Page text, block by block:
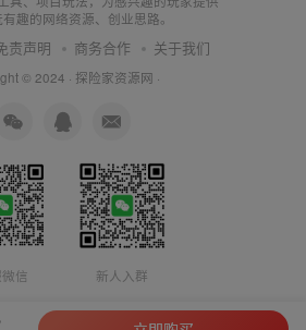
趣的网络资源、创业思路。
责声明 商务合作 关于我们
© 2024 · 探险家资源网 ·
信 新人入群